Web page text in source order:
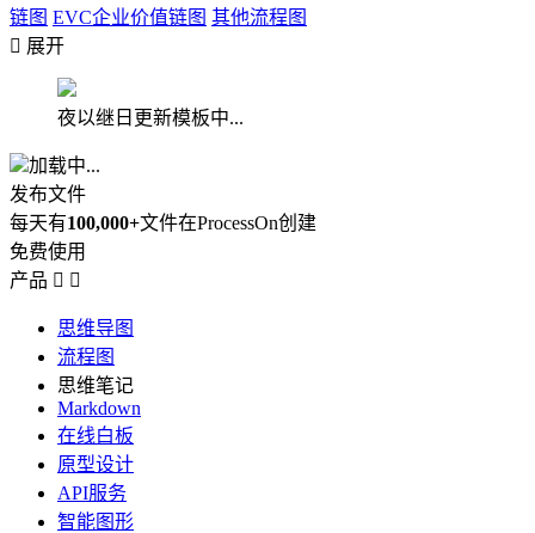
链图 EVC企业价值链图 其他流程图
 展开
夜以继日更新模板中...
加载中...
发布文件
每天有100,000+文件在ProcessOn创建
免费使用
产品  
思维导图
流程图
思维笔记
Markdown
在线白板
原型设计
API服务
智能图形